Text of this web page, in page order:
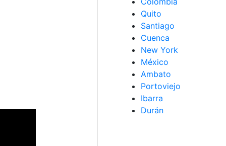
Quito
Santiago
Cuenca
New York
México
Ambato
Portoviejo
Ibarra
Durán